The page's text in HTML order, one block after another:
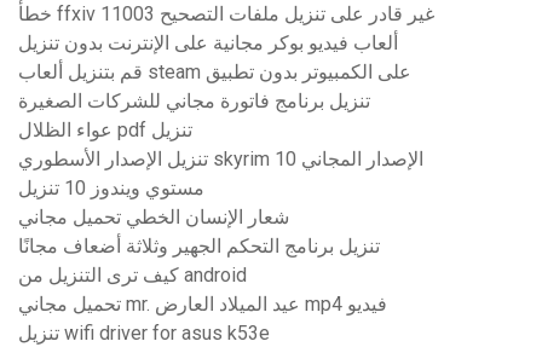
خطأ ffxiv 11003 غير قادر على تنزيل ملفات التصحيح
ألعاب فيديو بوكر مجانية على الإنترنت بدون تنزيل
قم بتنزيل ألعاب steam على الكمبيوتر بدون تطبيق
تنزيل برنامج فاتورة مجاني للشركات الصغيرة
عواء الظلال pdf تنزيل
تنزيل الإصدار الأسطوري skyrim الإصدار المجاني 10
مستوي ويندوز 10 تنزيل
شعار الإنسان الخطي تحميل مجاني
تنزيل برنامج التحكم الجهير وثلاثة أضعاف مجانًا
كيف ترى التنزيل من android
تحميل مجاني mr. عيد الميلاد العارض mp4 فيديو
تنزيل wifi driver for asus k53e